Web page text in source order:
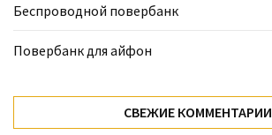
Беспроводной повербанк
Повербанк для айфон
СВЕЖИЕ КОММЕНТАРИИ